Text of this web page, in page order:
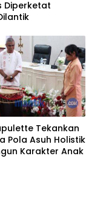
Diperketat
Tekankan
Pola Asuh Holistik
Karakter Anak